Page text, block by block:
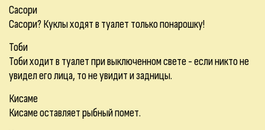
Сасори
Сасори? Куклы ходят в туалет только понарошку!
Тоби
Тоби ходит в туалет при выключенном свете - если никто не
увидел его лица, то не увидит и задницы.
Кисаме
Кисаме оставляет рыбный помет.